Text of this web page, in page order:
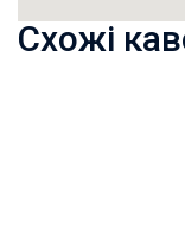
Схожі